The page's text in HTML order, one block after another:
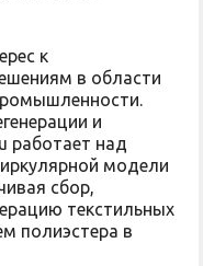
к
в области
и
работает над
модели
сбор,
текстильных
полиэстера в